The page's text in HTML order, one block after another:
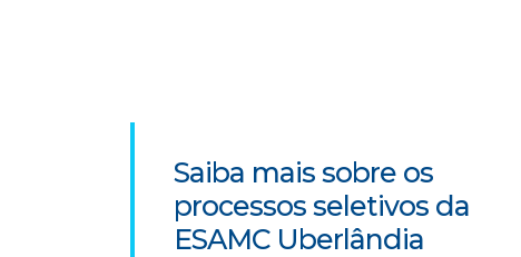
Saiba mais sobre os
processos seletivos da
ESAMC Uberlândia